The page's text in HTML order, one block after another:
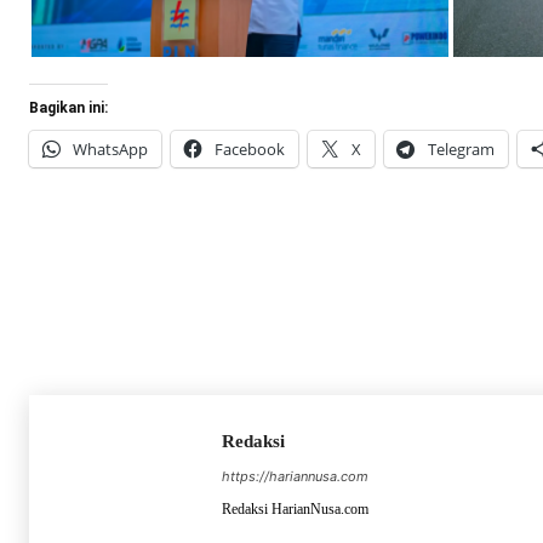
Bagikan ini:
WhatsApp Facebook X Telegram
Redaksi
https://hariannusa.com
Redaksi HarianNusa.com